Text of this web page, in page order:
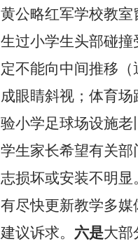
黄公略红军学校教
生过小学生头部碰
定不能向中间推移
成眼睛斜视；体育
验小学足球场设施
学生家长希望有关
志损坏或安装不明显
有尽快更新教学多
建议诉求。 六是大部